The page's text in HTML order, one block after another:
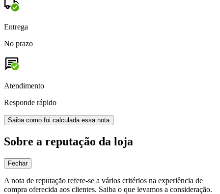
Entrega
No prazo
Atendimento
Responde rápido
Saiba como foi calculada essa nota
Sobre a reputação da loja
Fechar
A nota de reputação refere-se a vários critérios na experiência de
compra oferecida aos clientes. Saiba o que levamos a consideração.